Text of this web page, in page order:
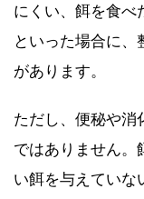
にくい、餌を食べ
といった場合に、
があります。
ただし、便秘や消
ではありません。
い餌を与えていな